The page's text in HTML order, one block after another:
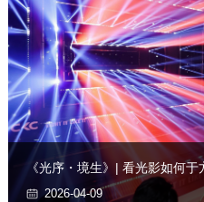
《光序・境生》| 看光影如何于
2026-04-09